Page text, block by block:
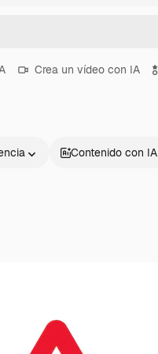
Crea un vídeo con IA
Contenido con IA